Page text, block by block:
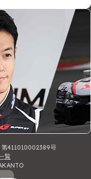
第411010002389号
覧